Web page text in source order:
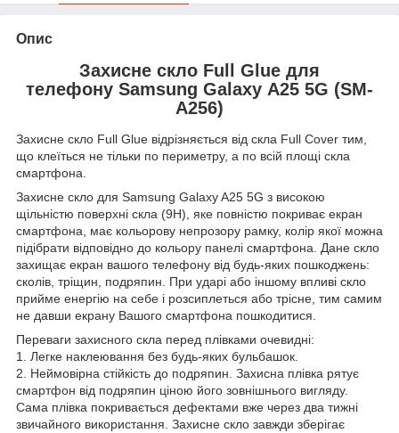
Опис
Захисне скло Full Glue для
телефону Samsung Galaxy A25 5G (SM-
A256)
Захисне скло Full Glue відрізняється від скла Full Cover тим,
що клеїться не тільки по периметру, а по всій площі скла
смартфона.
Захисне скло для Samsung Galaxy A25 5G з високою
щільністю поверхні скла (9H), яке повністю покриває екран
смартфона, має кольорову непрозору рамку, колір якої можна
підібрати відповідно до кольору панелі смартфона. Дане скло
захищає екран вашого телефону від будь-яких пошкоджень:
сколів, тріщин, подряпин. При ударі або іншому впливі скло
прийме енергію на себе і розсиплеться або трісне, тим самим
не давши екрану Вашого смартфона пошкодитися.
Переваги захисного скла перед плівками очевидні:
1. Легке наклеювання без будь-яких бульбашок.
2. Неймовірна стійкість до подряпин. Захисна плівка рятує
смартфон від подряпин ціною його зовнішнього вигляду.
Сама плівка покривається дефектами вже через два тижні
звичайного використання. Захисне скло завжди зберігає